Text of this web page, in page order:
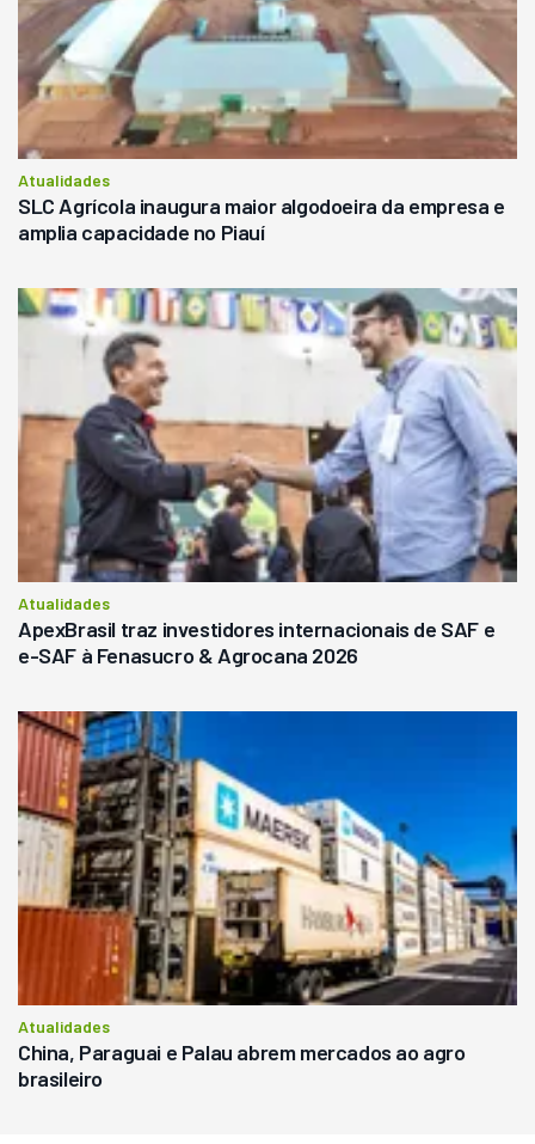
Atualidades
SLC Agrícola inaugura maior algodoeira da empresa e
amplia capacidade no Piauí
Atualidades
ApexBrasil traz investidores internacionais de SAF e
e-SAF à Fenasucro & Agrocana 2026
Atualidades
China, Paraguai e Palau abrem mercados ao agro
brasileiro